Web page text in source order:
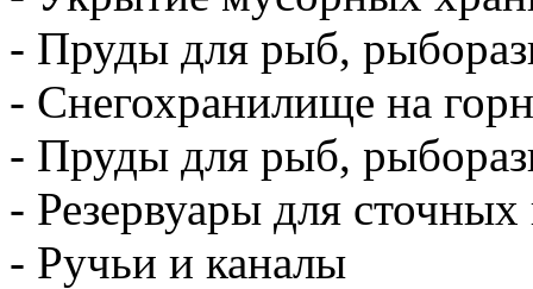
- Пруды для рыб,
- Снегохранилище на
- Пруды для рыб,
- Резервуары для сточных
- Ручьи и каналы